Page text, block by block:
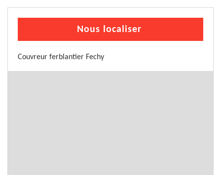
Nous localiser
Couvreur ferblantier Fechy